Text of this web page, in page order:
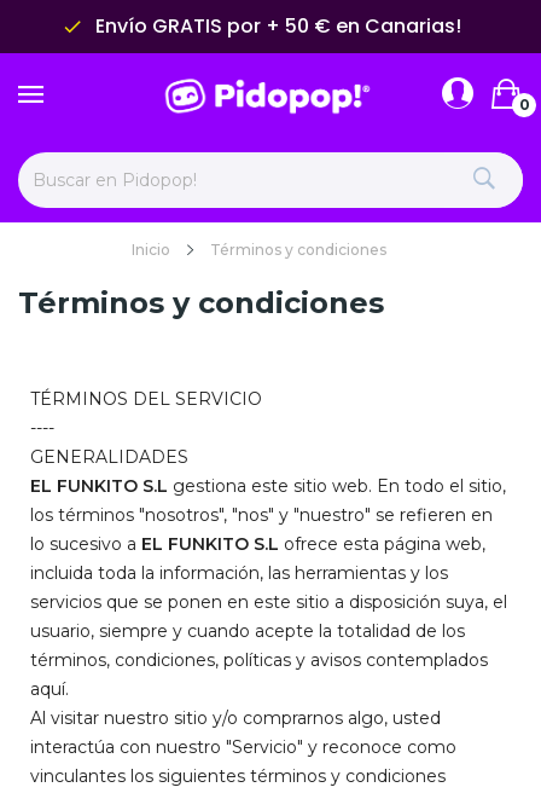
done Envío GRATIS por + 50 € en Canarias!
0
Inicio Términos y condiciones
Términos y condiciones
TÉRMINOS DEL SERVICIO
----
GENERALIDADES
EL FUNKITO S.L gestiona este sitio web. En todo el sitio,
los términos "nosotros", "nos" y "nuestro" se refieren en
lo sucesivo a EL FUNKITO S.L ofrece esta página web,
incluida toda la información, las herramientas y los
servicios que se ponen en este sitio a disposición suya, el
usuario, siempre y cuando acepte la totalidad de los
términos, condiciones, políticas y avisos contemplados
aquí.
Al visitar nuestro sitio y/o comprarnos algo, usted
interactúa con nuestro "Servicio" y reconoce como
vinculantes los siguientes términos y condiciones